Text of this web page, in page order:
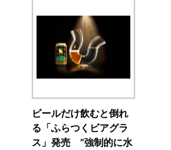
ビールだけ飲むと倒れ
る「ふらつくビアグラ
ス」発売 “強制的に水